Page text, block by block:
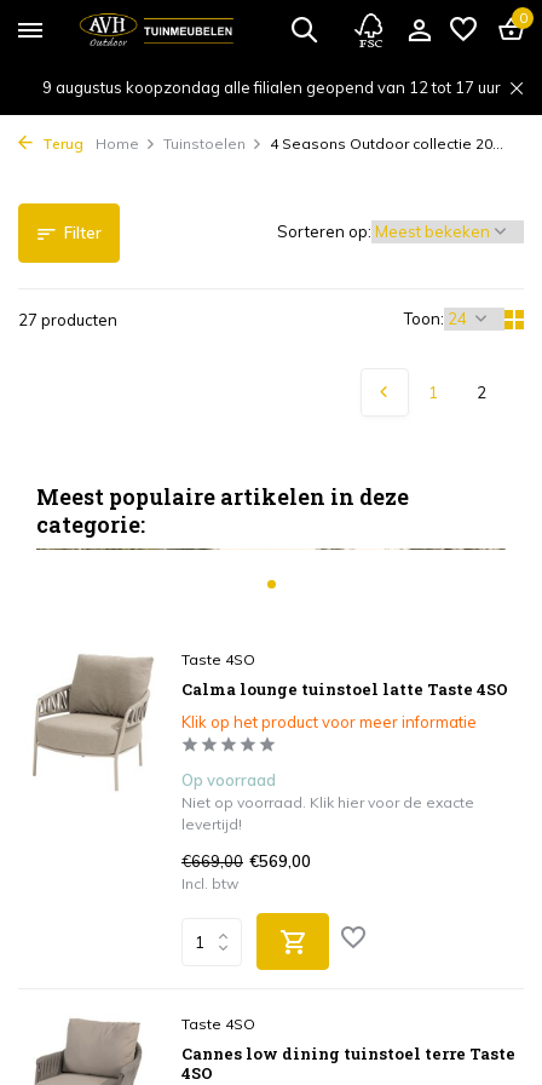
0
9 augustus koopzondag alle filialen geopend van 12 tot 17 uur
Terug Home Tuinstoelen 4 Seasons Outdoor collectie 20...
Filter
27 producten Toon:
Sorteren op:
1 2
Meest populaire artikelen in deze
categorie:
Taste 4SO
Calma lounge tuinstoel latte Taste 4SO
Klik op het product voor meer informatie
Op voorraad
Niet op voorraad. Klik hier voor de exacte
levertijd!
€669,00 €569,00
Incl. btw
Taste 4SO
Cannes low dining tuinstoel terre Taste
4SO